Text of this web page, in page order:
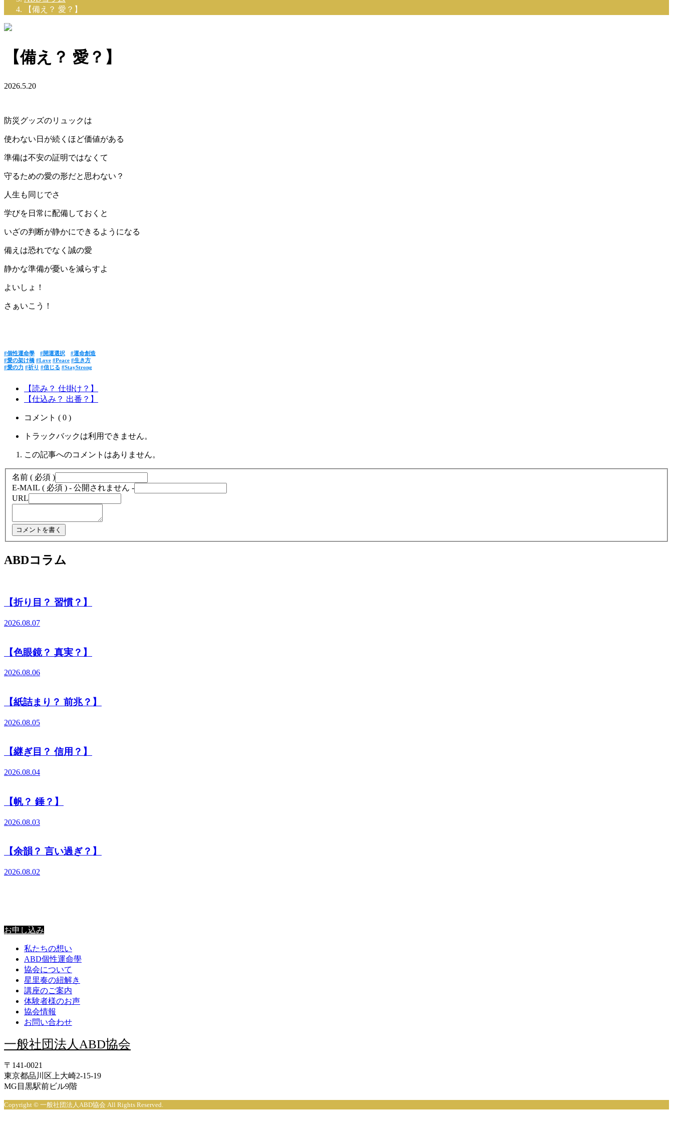
【備え？ 愛？】
【備え？ 愛？】
2026.5.20
防災グッズのリュックは
使わない日が続くほど価値がある
準備は不安の証明ではなくて
守るための愛の形だと思わない？
人生も同じでさ
学びを日常に配備しておくと
いざの判断が静かにできるようになる
備えは恐れでなく誠の愛
静かな準備が憂いを減らすよ
よいしょ！
さぁいこう！
#個性運命學 #開運選択
#運命創造
#愛の架け橋 #Love #Peace #生き方
#愛の力 #祈り #信じる #StayStrong
【読み？ 仕掛け？】
【仕込み？ 出番？】
コメント ( 0 )
トラックバックは利用できません。
この記事へのコメントはありません。
名前 ( 必須 )
E-MAIL ( 必須 ) - 公開されません -
URL
ABDコラム
【折り目？ 習慣？】
2026.08.07
【色眼鏡？ 真実？】
2026.08.06
【紙詰まり？ 前兆？】
2026.08.05
【継ぎ目？ 信用？】
2026.08.04
【帆？ 錘？】
2026.08.03
【余韻？ 言い過ぎ？】
2026.08.02
お申し込み
私たちの想い
ABD個性運命學
協会について
星里奏の紐解き
講座のご案内
体験者様のお声
協会情報
お問い合わせ
一般社団法人ABD協会
〒141-0021
東京都品川区上大崎2-15-19
MG目黒駅前ビル9階
Copyright © 一般社団法人ABD協会 All Rights Reserved.